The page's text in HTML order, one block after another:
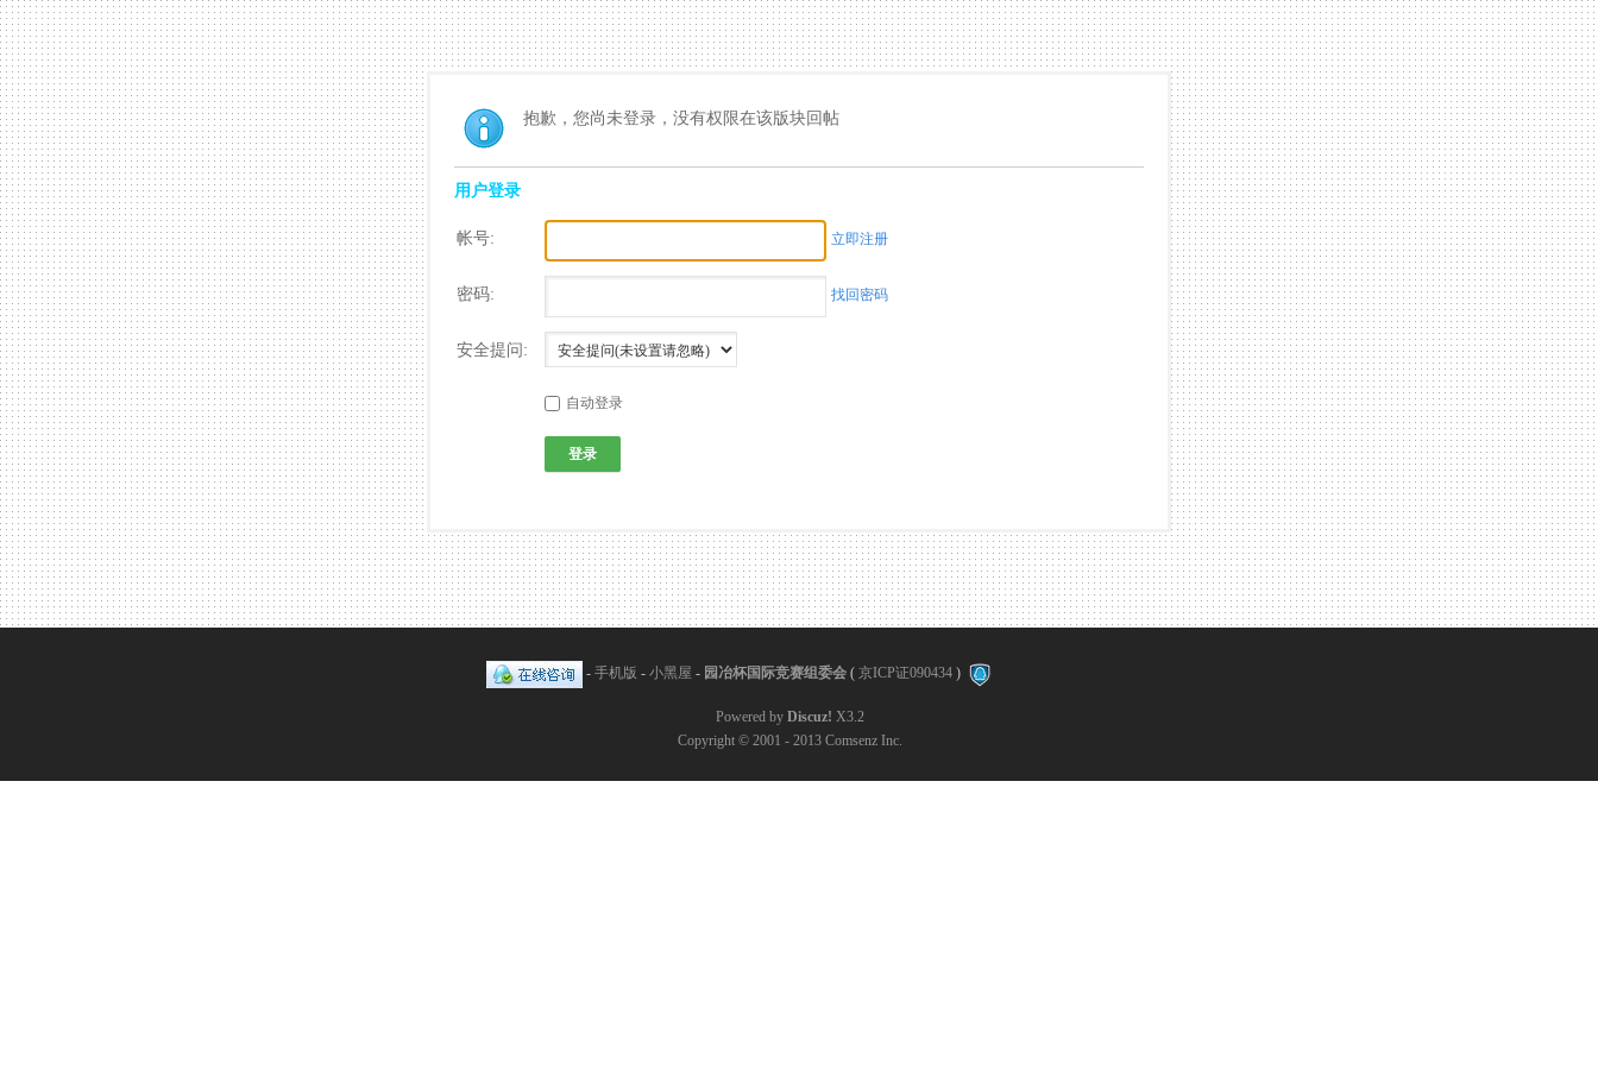
抱歉，您尚未登录，没有权限在该版块回帖
用户登录
帐号: 立即注册
密码: 找回密码
安全提问:
自动登录
登录
- 手机版 - 小黑屋 - 园冶杯国际竞赛组委会 ( 京ICP证090434 )
Powered by Discuz! X3.2
Copyright © 2001 - 2013 Comsenz Inc.